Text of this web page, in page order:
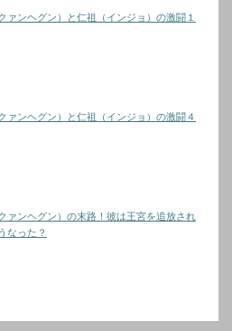
ァンヘグン）と仁祖（インジョ）の激闘１
ァンヘグン）と仁祖（インジョ）の激闘４
ァンヘグン）の末路！彼は王宮を追放され
なった？